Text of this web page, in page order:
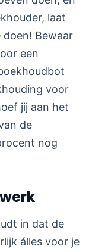
laat
Bewaar
een
voor
jij aan het
de
nog
in dat de
álles voor je